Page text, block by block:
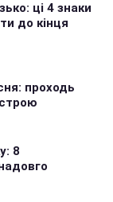
ці 4 знаки
до кінця
проходь
8